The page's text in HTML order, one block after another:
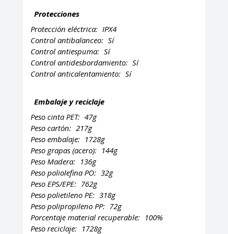
Protecciones
Protección eléctrica: IPX4
Control antibalanceo: Sí
Control antiespuma: Sí
Control antidesbordamiento: Sí
Control anticalentamiento: Sí
Embalaje y reciclaje
Peso cinta PET: 47g
Peso cartón: 217g
Peso embalaje: 1728g
Peso grapas (acero): 144g
Peso Madera: 136g
Peso poliolefina PO: 32g
Peso EPS/EPE: 762g
Peso polietileno PE: 318g
Peso polipropileno PP: 72g
Porcentaje material recuperable: 100%
Peso reciclaje: 1728g